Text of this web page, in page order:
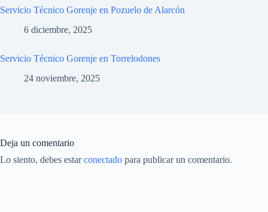
Servicio Técnico Gorenje en Pozuelo de Alarcón
6 diciembre, 2025
Servicio Técnico Gorenje en Torrelodones
24 noviembre, 2025
Deja un comentario
Lo siento, debes estarconectado para publicar un comentario.